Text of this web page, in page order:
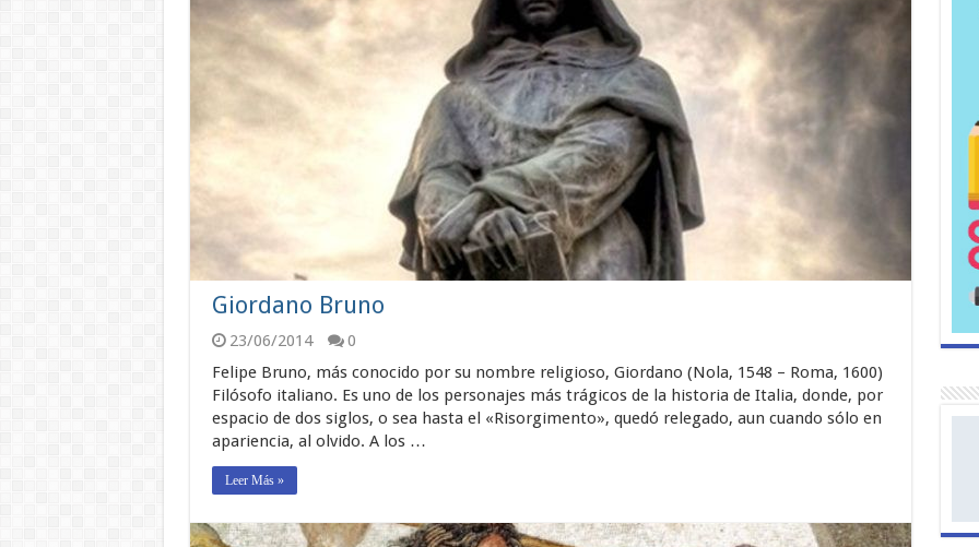
Giordano Bruno
23/06/2014
0
Felipe Bruno, más conocido por su nombre religioso, Giordano (Nola, 1548 – Roma, 1600)
Filósofo italiano. Es uno de los personajes más trágicos de la historia de Italia, donde, por
espacio de dos siglos, o sea hasta el «Risorgimento», quedó relegado, aun cuando sólo en
apariencia, al olvido. A los …
Leer Más »